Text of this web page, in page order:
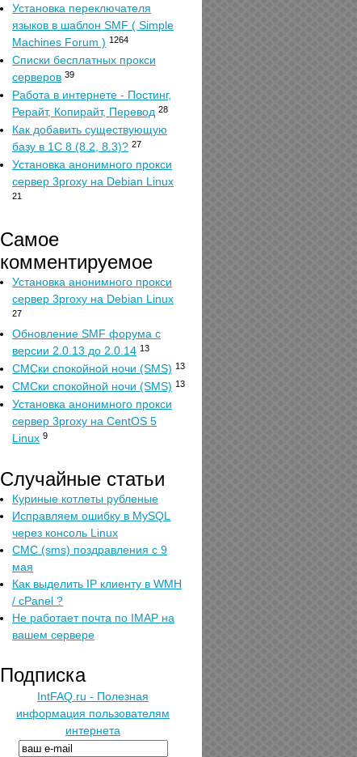
Установка переключателя
языков в шаблон SMF ( Simple
Machines Forum ) 1264
Списки бесплатных прокси
серверов 39
Работа в интернете - Постинг,
Рерайт, Копирайт, Перевод 28
Как добавить существующую
базу в 1С 8 (8.2, 8.3)? 27
Установка анонимного прокси
сервер 3proxy на Debian Linux
21
Самое
комментируемое
Установка анонимного прокси
сервер 3proxy на Debian Linux
27
Обновление SMF форума с
версии 2.0.13 до 2.0.14 13
СМСки спокойной ночи (SMS) 13
СМСки спокойной ночи (SMS) 13
Установка анонимного прокси
сервер 3proxy на CentOS 5
Linux 9
Случайные статьи
Куриные котлеты рубленые
Исправляем ошибку в MySQL
через консоль Linux
СМС (sms) поздравления с 9
мая
Как выделить IP клиенту в WMH
/ cPanel ?
Не работает почта по IMAP на
вашем сервере
Подписка
IntFAQ.ru - Полезная
информация пользователям
интернета